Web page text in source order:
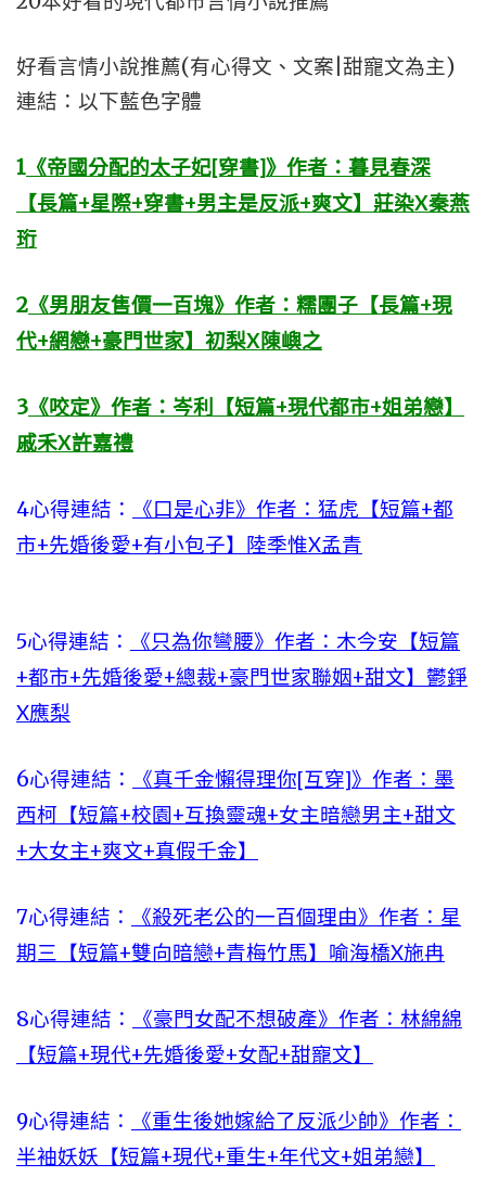
好看言情小說推薦(有心得文、文案|甜寵文為主)
連結：以下藍色字體
1 《帝國分配的太子妃[穿書]》作者：暮見春深
【長篇+星際+穿書+男主是反派+爽文】莊染X秦燕
珩
2 《男朋友售價一百塊》作者：糯團子【長篇+現
代+網戀+豪門世家】初梨X陳嶼之
3 《咬定》作者：岑利【短篇+現代都市+姐弟戀】
戚禾X許嘉禮
4心得連結：
《口是心非》作者：猛虎【短篇+都
市+先婚後愛+有小包子】陸季惟X孟青
5心得連結：
《只為你彎腰》作者：木今安【短篇
+都市+先婚後愛+總裁+豪門世家聯姻+甜文】鬱錚
X應梨
6心得連結：
《真千金懶得理你[互穿]》作者：墨
西柯【短篇+校園+互換靈魂+女主暗戀男主+甜文
+大女主+爽文+真假千金】
7心得連結：
《殺死老公的一百個理由》作者：星
期三【短篇+雙向暗戀+青梅竹馬】喻海橋X施冉
8心得連結：
《豪門女配不想破產》作者：林綿綿
【短篇+現代+先婚後愛+女配+甜寵文】
9心得連結：
《重生後她嫁給了反派少帥》作者：
半袖妖妖【短篇+現代+重生+年代文+姐弟戀】